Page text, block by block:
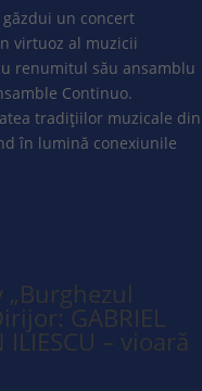
găzdui un concert
virtuoz al muzicii
renumitul său ansamblu
Continuo.
tradițiilor muzicale din
în lumină conexiunile
GABRIEL
ILIESCU – vioară